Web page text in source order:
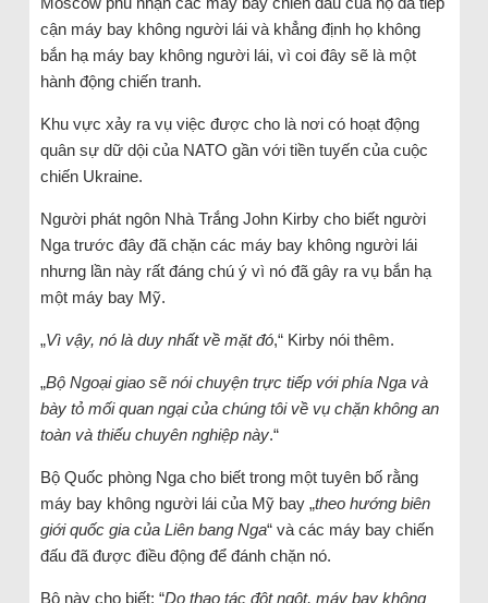
cận máy bay không người lái và khẳng định họ không
bắn hạ máy bay không người lái, vì coi đây sẽ là một
hành động chiến tranh.
Khu vực xảy ra vụ việc được cho là nơi có hoạt động
quân sự dữ dội của NATO gần với tiền tuyến của cuộc
chiến Ukraine.
Người phát ngôn Nhà Trắng John Kirby cho biết người
Nga trước đây đã chặn các máy bay không người lái
nhưng lần này rất đáng chú ý vì nó đã gây ra vụ bắn hạ
một máy bay Mỹ.
„Vì vậy, nó là duy nhất về mặt đó,“ Kirby nói thêm.
„Bộ Ngoại giao sẽ nói chuyện trực tiếp với phía Nga và
bày tỏ mối quan ngại của chúng tôi về vụ chặn không an
toàn và thiếu chuyên nghiệp này.“
Bộ Quốc phòng Nga cho biết trong một tuyên bố rằng
máy bay không người lái của Mỹ bay „theo hướng biên
giới quốc gia của Liên bang Nga“ và các máy bay chiến
đấu đã được điều động để đánh chặn nó.
Bộ này cho biết: “Do thao tác đột ngột, máy bay không